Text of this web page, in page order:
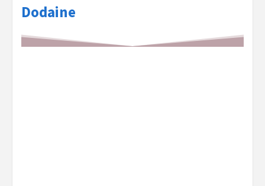
Dodaine